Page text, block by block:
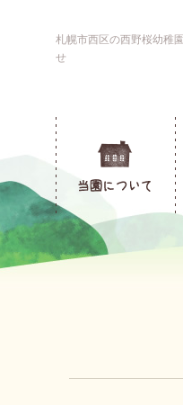
札幌市西区の西野桜幼稚
せ